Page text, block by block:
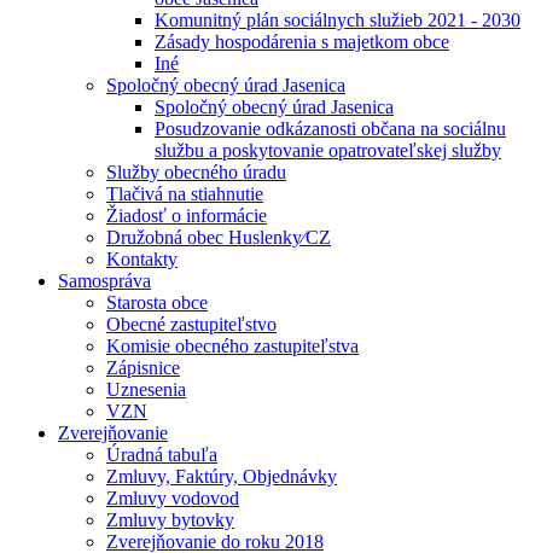
Komunitný plán sociálnych služieb 2021 - 2030
Zásady hospodárenia s majetkom obce
Iné
Spoločný obecný úrad Jasenica
Spoločný obecný úrad Jasenica
Posudzovanie odkázanosti občana na sociálnu
službu a poskytovanie opatrovateľskej služby
Služby obecného úradu
Tlačivá na stiahnutie
Žiadosť o informácie
Družobná obec Huslenky⁄CZ
Kontakty
Samospráva
Starosta obce
Obecné zastupiteľstvo
Komisie obecného zastupiteľstva
Zápisnice
Uznesenia
VZN
Zverejňovanie
Úradná tabuľa
Zmluvy, Faktúry, Objednávky
Zmluvy vodovod
Zmluvy bytovky
Zverejňovanie do roku 2018